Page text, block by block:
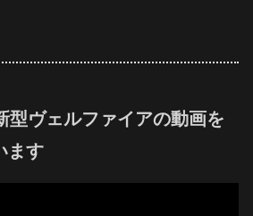
型ヴェルファイアの動画を
ます